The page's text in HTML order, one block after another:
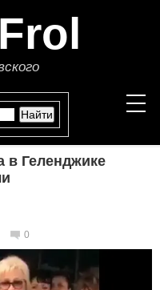
в Геленджике
0